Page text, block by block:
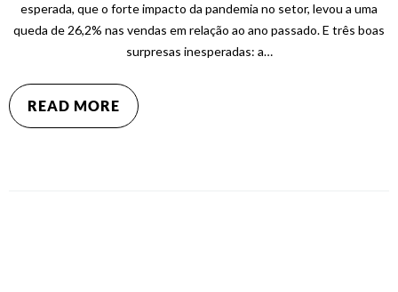
esperada, que o forte impacto da pandemia no setor, levou a uma
queda de 26,2% nas vendas em relação ao ano passado. E três boas
surpresas inesperadas: a…
READ MORE